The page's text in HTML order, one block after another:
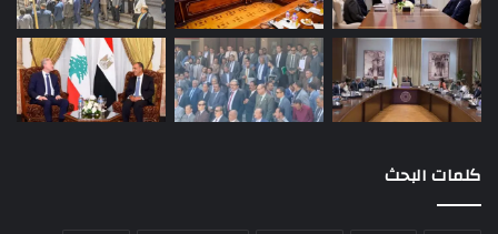
كلمات البحث